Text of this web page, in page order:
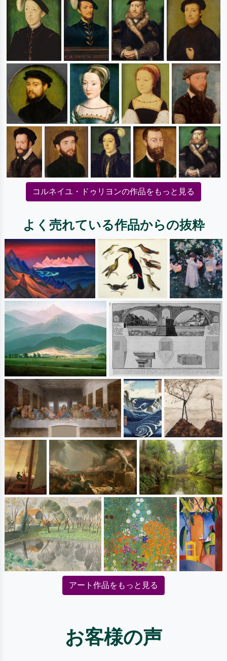
コルネイユ・ドゥリヨンの作品をもっと見る
よく売れている作品からの抜粋
アート作品をもっと見る
お客様の声